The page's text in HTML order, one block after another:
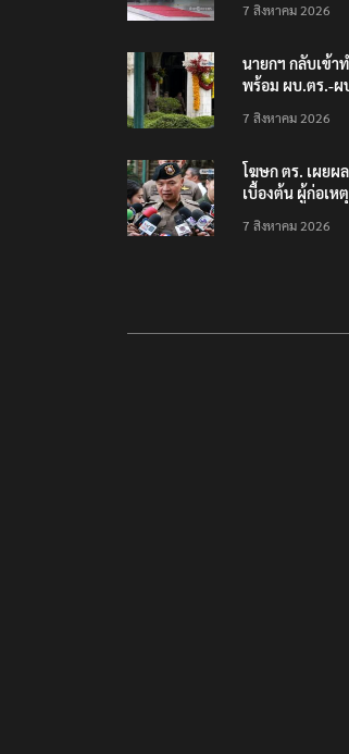
นนทบุรี พบเด็กก่อ
7 สิงหาคม 2026
นายกฯ กลับเข้า
พร้อม ผบ.ตร.-ผ
ปืนเถื่อน
7 สิงหาคม 2026
โฆษก ตร. เผยผ
เบื้องต้น ผู้ก่อเห
เหตุรุนแรงก่อนลง
7 สิงหาคม 2026